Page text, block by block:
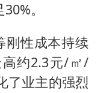
。
刚性成本持续
约2.3元/㎡/
了业主的强烈